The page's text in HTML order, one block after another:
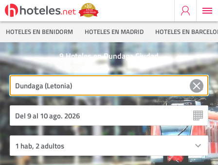
HOTELES EN BENIDORM HOTELES EN MADRID HOTELES EN
Hoteles en Dundaga Ciudad
9